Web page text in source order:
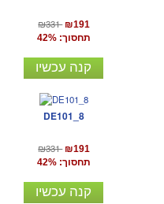
₪331 ₪191
תחסוך: 42%
קנה עכשיו
DE101_8
₪331 ₪191
תחסוך: 42%
קנה עכשיו